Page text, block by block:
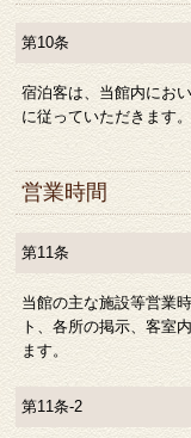
第10条
宿泊客は、当館内にお
に従っていただきます。
営業時間
第11条
当館の主な施設等営業
ト、各所の掲示、客室
ます。
第11条-2